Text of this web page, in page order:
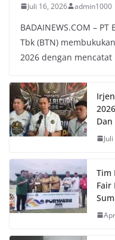
Juli 16, 2026 admin1000
BADAINEWS.COM –
Tbk (BTN)
2026 dengan
Tim
Fair